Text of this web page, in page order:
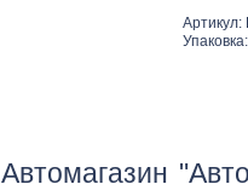
Автомагазин